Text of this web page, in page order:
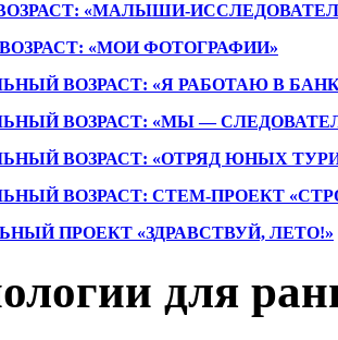
«МАЛЫШИ-
«МОИ ФОТОГРАФИИ»
ВОЗРАСТ: «Я РАБОТАЮ В
ВОЗРАСТ: «МЫ —
ВОЗРАСТ: «ОТРЯД ЮНЫХ
ВОЗРАСТ: СТЕМ-ПРОЕКТ
ПРОЕКТ «ЗДРАВСТВУЙ, ЛЕТО!»
для